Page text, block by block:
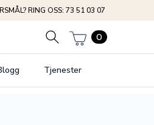
RING OSS: 73 51 03 07
0
Tjenester